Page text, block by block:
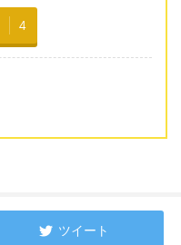
4
ツイート